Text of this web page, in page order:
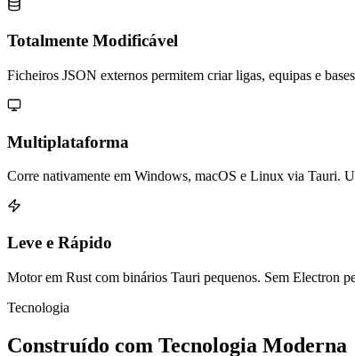
Totalmente Modificável
Ficheiros JSON externos permitem criar ligas, equipas e
Multiplataforma
Corre nativamente em Windows, macOS e Linux via Tauri.
Leve e Rápido
Motor em Rust com binários Tauri pequenos. Sem Electron
Tecnologia
Construído com Tecnologia Moderna